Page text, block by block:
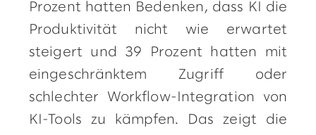
Prozent hatten Bedenken, dass KI die
Produktivität nicht wie erwartet
steigert und 39 Prozent hatten mit
eingeschränktem Zugriff oder
schlechter Workflow-Integration von
KI-Tools zu kämpfen. Das zeigt die